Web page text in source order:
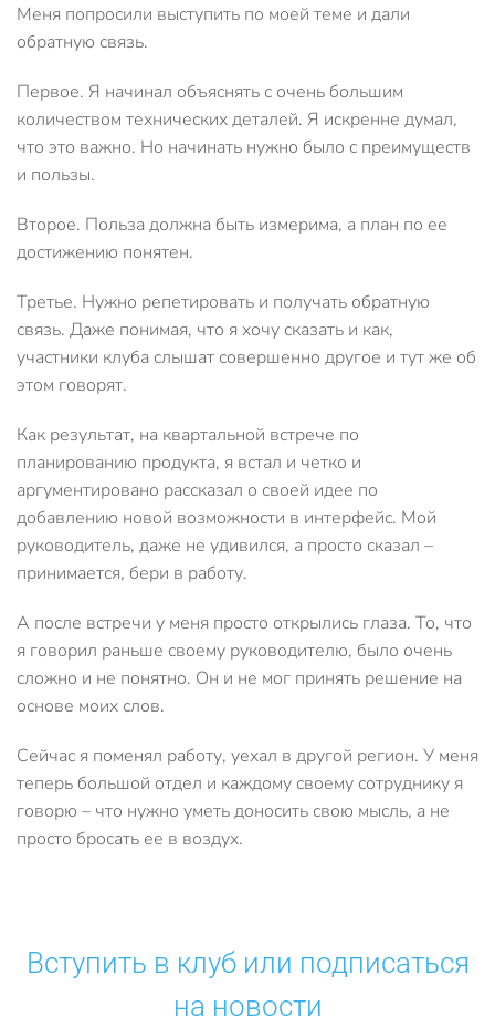
Меня попросили выступить по моей теме и дали
обратную связь.
Первое. Я начинал объяснять с очень большим
количеством технических деталей. Я искренне думал,
что это важно. Но начинать нужно было с преимуществ
и пользы.
Второе. Польза должна быть измерима, а план по ее
достижению понятен.
Третье. Нужно репетировать и получать обратную
связь. Даже понимая, что я хочу сказать и как,
участники клуба слышат совершенно другое и тут же об
этом говорят.
Как результат, на квартальной встрече по
планированию продукта, я встал и четко и
аргументировано рассказал о своей идее по
добавлению новой возможности в интерфейс. Мой
руководитель, даже не удивился, а просто сказал –
принимается, бери в работу.
А после встречи у меня просто открылись глаза. То, что
я говорил раньше своему руководителю, было очень
сложно и не понятно. Он и не мог принять решение на
основе моих слов.
Сейчас я поменял работу, уехал в другой регион. У меня
теперь большой отдел и каждому своему сотруднику я
говорю – что нужно уметь доносить свою мысль, а не
просто бросать ее в воздух.
Вступить в клуб или подписаться
на новости